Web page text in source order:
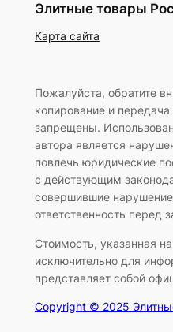
Элитные товары
Карта сайта
Пожалуйста, обратите
копирование и
запрещены.
автора является
повлечь юридические
с действующим
совершившие
ответственность перед
Стоимость, указанная
исключительно для
представляет собой
Copyright © 2025